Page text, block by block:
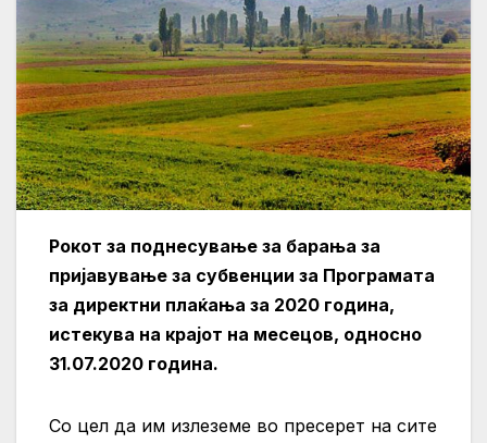
Рокот за поднесување за барања за
пријавување за субвенции за Програмата
за директни плаќања за 2020 година,
истекува на крајот на месецов, односно
31.07.2020 година.
Со цел да им излеземе во пресерет на сите